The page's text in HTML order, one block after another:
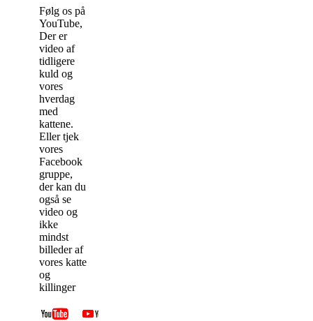
Følg os på
YouTube,
Der er
video af
tidligere
kuld og
vores
hverdag
med
kattene.
Eller tjek
vores
Facebook
gruppe,
der kan du
også se
video og
ikke
mindst
billeder af
vores katte
og
killinger